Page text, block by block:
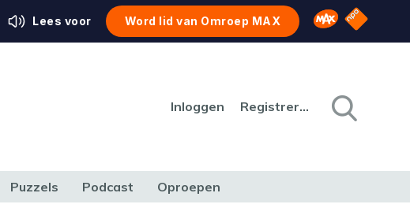
Lees voor Word lid van Omroep MAX Omroep MAX
NPO
Inloggen Registreren
Puzzels Podcast Oproepen